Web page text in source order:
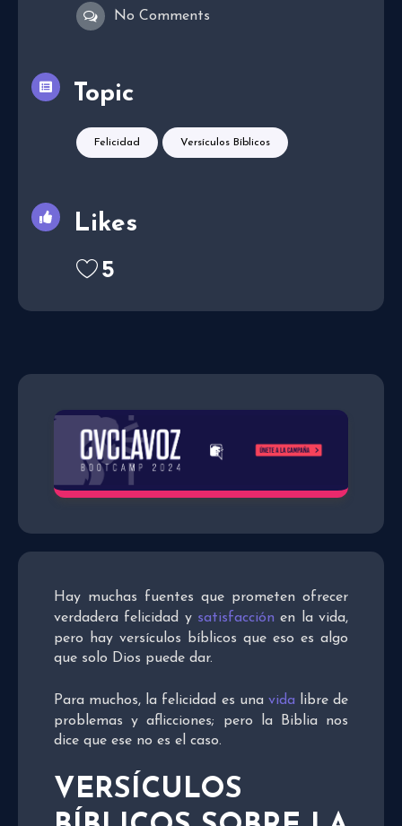
Hay muchas fuentes que prometen ofrecer
verdadera felicidad y satisfacción en la vida,
pero hay versículos bíblicos que eso es algo
que solo Dios puede dar.
Para muchos, la felicidad es una vida libre de
problemas y aflicciones; pero la Biblia nos
dice que ese no es el caso.
VERSÍCULOS
No Comments
Topic
Felicidad Versículos Bíblicos
Likes
5